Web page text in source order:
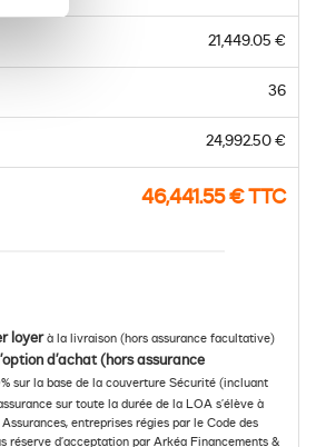
21,449.05 €
36
24,992.50 €
46,441.55 € TTC
loyerà la livraison (hors assurance facultative)
d’achat (hors assurance
sur la base de la couverture Sécurité (incluant
sur toute la durée de la LOA s’élève à
entreprises régies par le Code des
d’acceptation par Arkéa Financements &